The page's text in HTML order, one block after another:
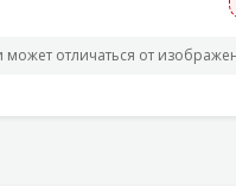
отличаться от